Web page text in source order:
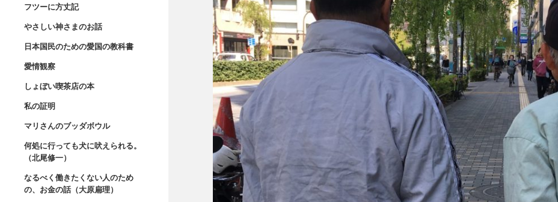
フツーに方丈記
やさしい神さまのお話
日本国民のための愛国の教科書
愛情観察
しょぼい喫茶店の本
私の証明
マリさんのブッダボウル
何処に行っても犬に吠えられる。
（北尾修一）
なるべく働きたくない人のため
の、お金の話（大原扁理）